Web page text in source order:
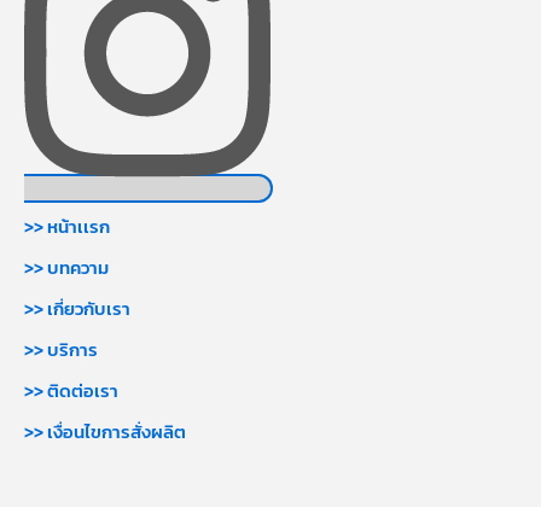
>> หน้าเเรก
>> บทความ
>> เกี่ยวกับเรา
>> บริการ
>> ติดต่อเรา
>> เงื่อนไขการสั่งผลิต